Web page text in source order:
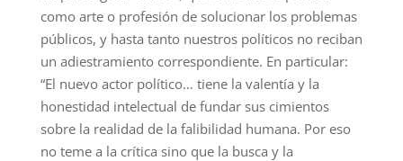
como arte o profesión de solucionar los problemas
públicos, y hasta tanto nuestros políticos no reciban
un adiestramiento correspondiente. En particular:
“El nuevo actor político… tiene la valentía y la
honestidad intelectual de fundar sus cimientos
sobre la realidad de la falibilidad humana. Por eso
no teme a la crítica sino que la busca y la